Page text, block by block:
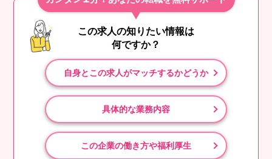
この求人の知りたい情報は
何ですか？
自身とこの求人がマッチするかどうか
具体的な業務内容
この企業の働き方や福利厚生